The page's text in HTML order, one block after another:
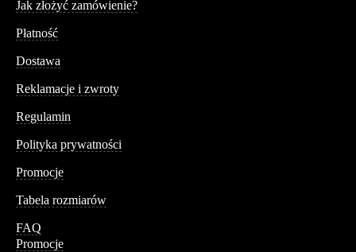
Jak złożyć zamówienie?
Płatność
Dostawa
Reklamacje i zwroty
Regulamin
Polityka prywatności
Promocje
Tabela rozmiarów
FAQ
Promocje